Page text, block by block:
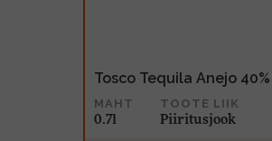
Tosco Tequila Anejo
MAHT
0.7l
TOOTE LIIK
Piiritusjook